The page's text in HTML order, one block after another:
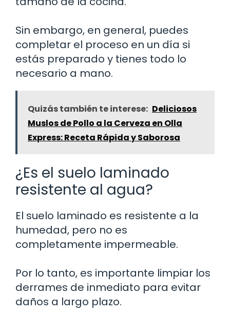
Sin embargo, en general, puedes
completar el proceso en un día si
estás preparado y tienes todo lo
necesario a mano.
Quizás también te interese: Deliciosos
Muslos de Pollo a la Cerveza en Olla
Express: Receta Rápida y Saborosa
¿Es el suelo laminado
resistente al agua?
El suelo laminado es resistente a la
humedad, pero no es
completamente impermeable.
Por lo tanto, es importante limpiar los
derrames de inmediato para evitar
daños a largo plazo.